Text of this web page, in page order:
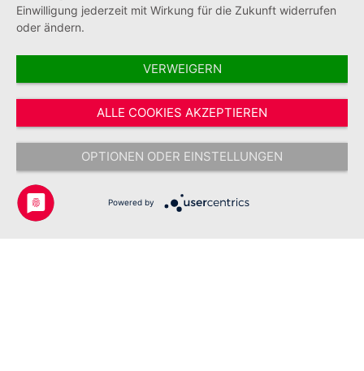
Vertrag widerrufen
* Alle Preise inkl. gesetzl. Mehrwertsteuer zzgl.Versandkostenund ggf.
Nachnahmegebühren, wenn nicht anders angegeben.
Copyright © 2026 Johanniter-Unfall-Hilfe e.V. - Alle Rechte
vorbehalten.
Einwilligung jederzeit mit Wirkung für die Zukunft widerrufen
oder ändern.
VERWEIGERN
ALLE COOKIES AKZEPTIEREN
OPTIONEN ODER EINSTELLUNGEN
Powered by